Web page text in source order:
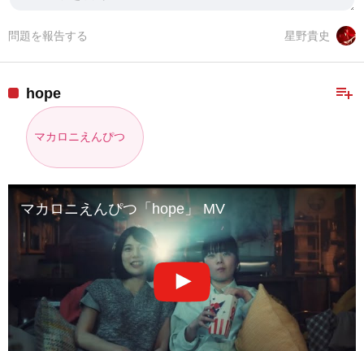
星野貴史
問題を報告する
playlist_add
hope
マカロニえんぴつ
マカロニえんぴつ「hope」 MV